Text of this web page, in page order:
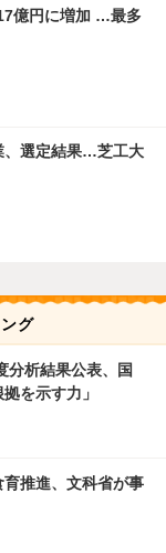
億円に増加 …最多
、選定結果…芝工大
グ
分析結果公表、国
を示す力」
推進、文科省が事